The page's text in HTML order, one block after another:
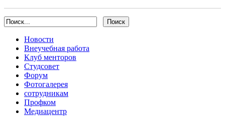
Новости
Внеучебная работа
Клуб менторов
Студсовет
Форум
Фотогалерея
сотрудникам
Профком
Медиацентр